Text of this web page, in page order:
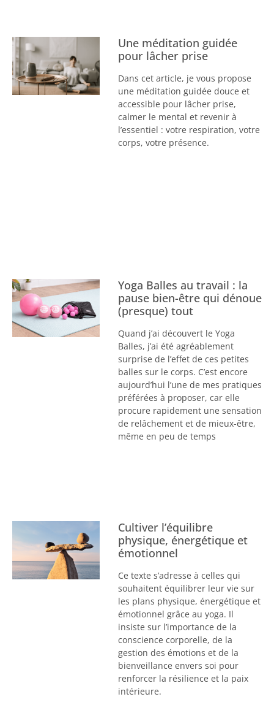
Une méditation guidée
pour lâcher prise
Dans cet article, je vous propose
une méditation guidée douce et
accessible pour lâcher prise,
calmer le mental et revenir à
l’essentiel : votre respiration, votre
corps, votre présence.
Yoga Balles au travail : la
pause bien-être qui dénoue
(presque) tout
Quand j’ai découvert le Yoga
Balles, j’ai été agréablement
surprise de l’effet de ces petites
balles sur le corps. C’est encore
aujourd’hui l’une de mes pratiques
préférées à proposer, car elle
procure rapidement une sensation
de relâchement et de mieux-être,
même en peu de temps
Cultiver l’équilibre
physique, énergétique et
émotionnel
Ce texte s’adresse à celles qui
souhaitent équilibrer leur vie sur
les plans physique, énergétique et
émotionnel grâce au yoga. Il
insiste sur l’importance de la
conscience corporelle, de la
gestion des émotions et de la
bienveillance envers soi pour
renforcer la résilience et la paix
intérieure.